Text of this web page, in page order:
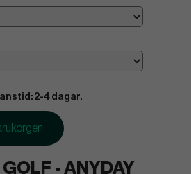
2-4 dagar.
- ANYDAY